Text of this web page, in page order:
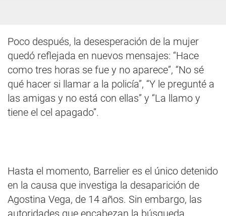
Poco después, la desesperación de la mujer
quedó reflejada en nuevos mensajes: “Hace
como tres horas se fue y no aparece”, “No sé
qué hacer si llamar a la policía”, “Y le pregunté a
las amigas y no está con ellas” y “La llamo y
tiene el cel apagado”.
Hasta el momento, Barrelier es el único detenido
en la causa que investiga la desaparición de
Agostina Vega, de 14 años. Sin embargo, las